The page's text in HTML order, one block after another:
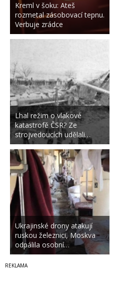
Kreml v šoku: Ateš
rozmetal zásobovací tepnu.
Verbuje zrádce
Lhal režim o vlakové
katastrofě ČSR? Ze
strojvedoucích udělali…
Ukrajinské drony atakují
ruskou železnici, Moskva
odpálila osobní…